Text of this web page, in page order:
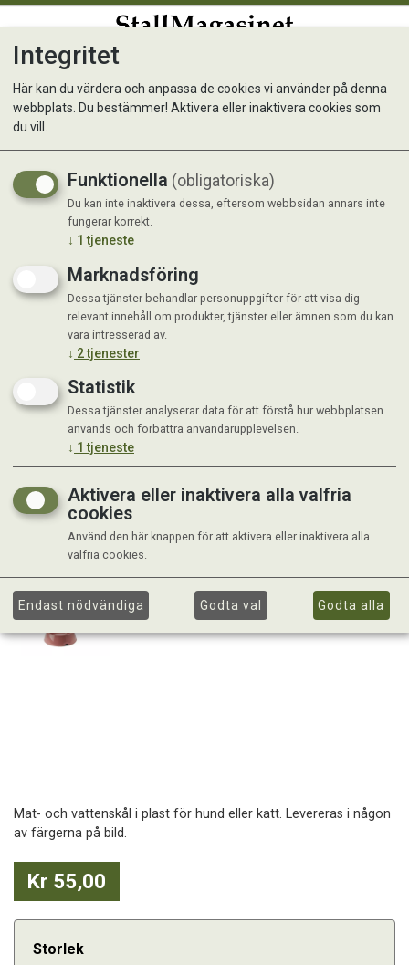
Matskål Picnic Mix
Mat- och vattenskål i plast för hund eller katt. Levereras i någon
av färgerna på bild.
Kr 55,00
Storlek
Integritet
Här kan du värdera och anpassa de cookies vi använder på denna
webbplats. Du bestämmer! Aktivera eller inaktivera cookies som
du vill.
Funktionella (obligatoriska)
Du kan inte inaktivera dessa, eftersom webbsidan annars inte
fungerar korrekt.
↓ 1 tjeneste
Marknadsföring
Dessa tjänster behandlar personuppgifter för att visa dig
relevant innehåll om produkter, tjänster eller ämnen som du kan
vara intresserad av.
↓ 2tjenester
Statistik
Dessa tjänster analyserar data för att förstå hur webbplatsen
används och förbättra användarupplevelsen.
↓ 1 tjeneste
Aktivera eller inaktivera alla valfria
cookies
Använd den här knappen för att aktivera eller inaktivera alla
valfria cookies.
Endast nödvändiga Godta val Godta alla